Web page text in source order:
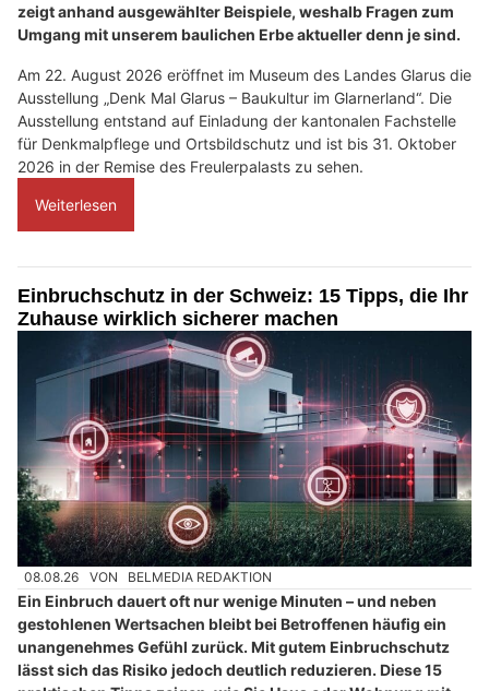
zeigt anhand ausgewählter Beispiele, weshalb Fragen zum
Umgang mit unserem baulichen Erbe aktueller denn je sind.
Am 22. August 2026 eröffnet im Museum des Landes Glarus die
Ausstellung „Denk Mal Glarus – Baukultur im Glarnerland“. Die
Ausstellung entstand auf Einladung der kantonalen Fachstelle
für Denkmalpflege und Ortsbildschutz und ist bis 31. Oktober
2026 in der Remise des Freulerpalasts zu sehen.
Weiterlesen
Einbruchschutz in der Schweiz: 15 Tipps, die Ihr
Zuhause wirklich sicherer machen
08.08.26 VON BELMEDIA REDAKTION
Ein Einbruch dauert oft nur wenige Minuten – und neben
gestohlenen Wertsachen bleibt bei Betroffenen häufig ein
unangenehmes Gefühl zurück. Mit gutem Einbruchschutz
lässt sich das Risiko jedoch deutlich reduzieren. Diese 15